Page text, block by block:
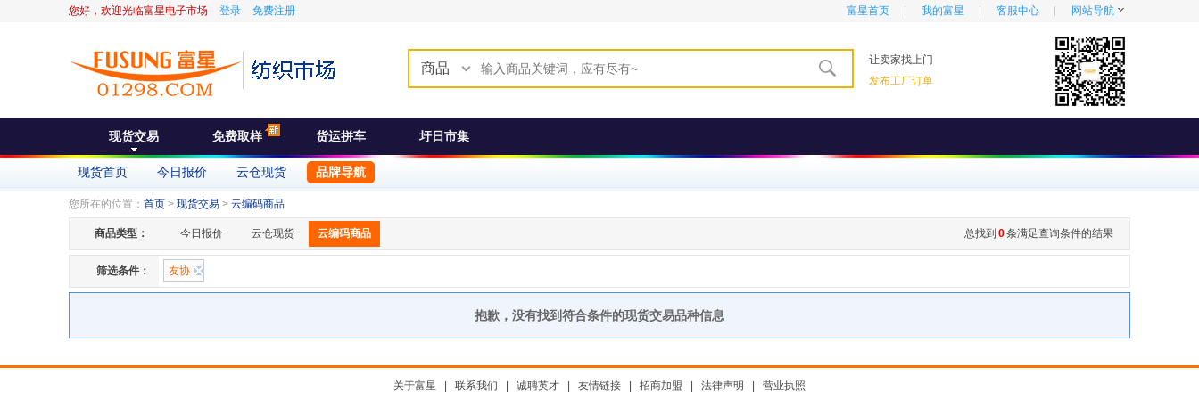
您好，欢迎光临富星电子市场 登录 免费注册 富星首页 我的富星 客服中心 网站导航
商品
让卖家找上门
发布工厂订单
现货交易 免费取样 货运拼车 圩日市集
现货首页 今日报价 云仓现货 品牌导航
您所在的位置： 首页 > 现货交易 > 云编码商品
商品类型： 今日报价 云仓现货 云编码商品 总找到 0条满足查询条件的结果
筛选条件： 友协
抱歉，没有找到符合条件的现货交易品种信息
关于富星 联系我们 诚聘英才 友情链接 招商加盟 法律声明
营业执照